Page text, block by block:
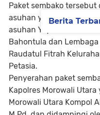
Paket sembako
asuhan yang ada di
asuhan Yayasan
Bahontula dan
Raudatul Fitrah
Petasia.
Penyerahan paket
Kapolres Morowali
Morowali Utara Kompol
Berita